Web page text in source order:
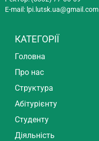
E-mail: lpi.lutsk.ua@gmail.com
КАТЕГОРІЇ
Головна
Про нас
Структура
Абітурієнту
Студенту
Діяльність